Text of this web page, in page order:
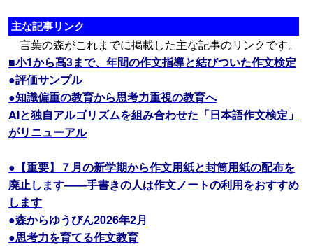
主な記事リンク
言葉の森がこれまでに掲載した主な記事のリンクです。
■小1から高3まで、年間の作文指導と結びついた作文検定
●評価サンプル
●知識偏重の教育から思考力重視の教育へ
AIと独自アルゴリズムを組み合わせた「日本語作文検定」
がリニューアル
●【重要】７月の新学期から作文用紙と封筒用紙の配布を
廃止します――手書きの人は作文ノートの利用をおすすめ
します
●森からゆうびん2026年2月
●思考力を育てる作文教育